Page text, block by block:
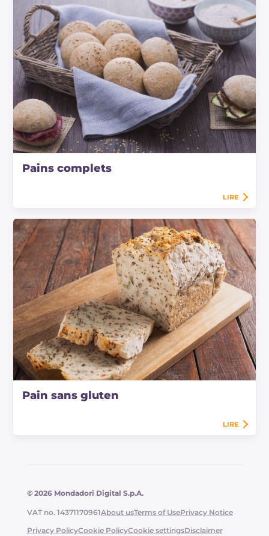
Pains complets
LIRE
Pain sans gluten
LIRE
© 2026 Mondadori Digital S.p.A.
VAT no. 14371170961About usTerms of UsePrivacy Notice
Privacy PolicyCookie PolicyCookie settingsDisclaimer